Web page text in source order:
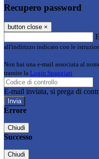
Recupero password
button close ×
all'indirizzo indicato con le
Non hai una e-mail associata al
tramite la Login Spaggiari
E-mail inviata, si prega di
Errore
Chiudi
Successo
Chiudi